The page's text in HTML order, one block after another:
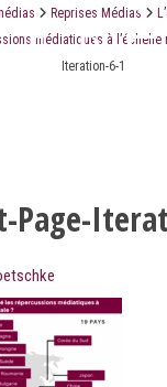
Reprises Médias
médiatiques à l’échelle
Iteration-6-1
Page-